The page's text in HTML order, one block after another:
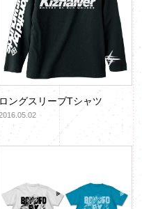
8種） ジ
種